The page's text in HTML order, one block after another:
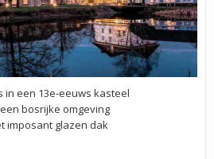
een 13e-eeuws kasteel
bosrijke omgeving
imposant glazen dak